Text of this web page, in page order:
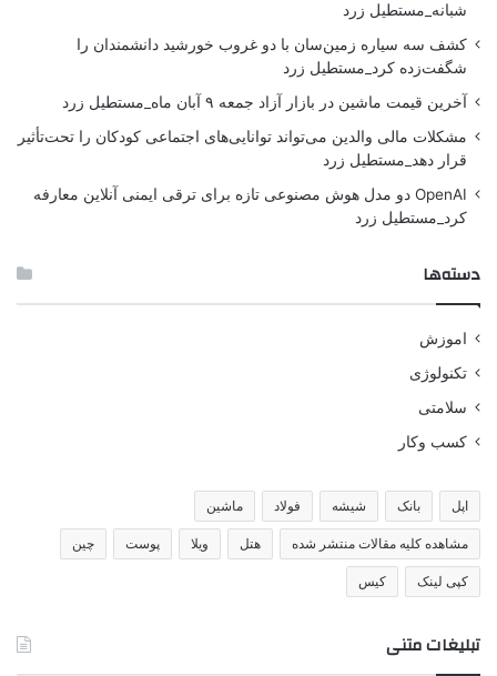
شبانه_مستطیل زرد
کشف سه سیاره زمین‌سان با دو غروب خورشید دانشمندان را
شگفت‌زده کرد_مستطیل زرد
آخرین قیمت ماشین در بازار آزاد جمعه ۹ آبان ماه_مستطیل زرد
مشکلات مالی والدین می‌تواند توانایی‌های اجتماعی کودکان را تحت‌تأثیر
قرار دهد_مستطیل زرد
OpenAI دو مدل هوش مصنوعی تازه برای ترقی ایمنی آنلاین معارفه
کرد_مستطیل زرد
دسته‌ها
اموزش
تکنولوژی
سلامتی
کسب وکار
اپل بانک شیشه فولاد ماشین
مشاهده کلیه مقالات منتشر شده هتل ویلا پوست چین
کپی لینک کیس
تبلیغات متنی